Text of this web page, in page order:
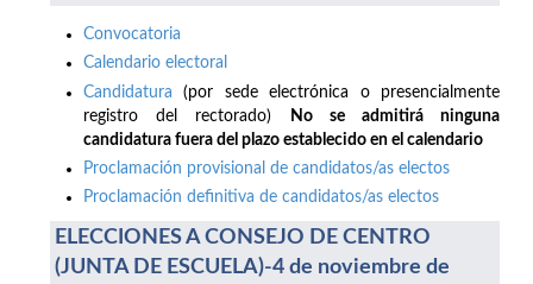
Convocatoria
Calendario electoral
Candidatura (por sede electrónica o presencialmente
registro del rectorado)
No se admitirá ninguna
candidatura fuera del plazo establecido en el calendario
Proclamación provisional de candidatos/as electos
Proclamación definitiva de candidatos/as electos
ELECCIONES A CONSEJO DE CENTRO
(JUNTA DE ESCUELA)-4 de noviembre de